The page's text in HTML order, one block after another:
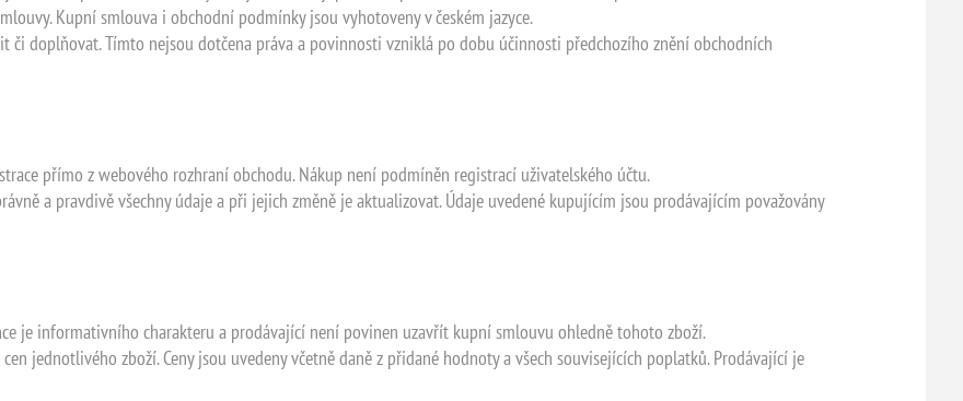
Kupní smlouva i obchodní podmínky jsou vyhotoveny v českém jazyce.
či doplňovat. Tímto nejsou dotčena práva a povinnosti vzniklá po dobu účinnosti předchozího znění obchodních
přímo z webového rozhraní obchodu. Nákup není podmíněn registrací uživatelského účtu.
a pravdivě všechny údaje a při jejich změně je aktualizovat. Údaje uvedené kupujícím jsou prodávajícím považovány
je informativního charakteru a prodávající není povinen uzavřít kupní smlouvu ohledně tohoto zboží.
jednotlivého zboží. Ceny jsou uvedeny včetně daně z přidané hodnoty a všech souvisejících poplatků. Prodávající je